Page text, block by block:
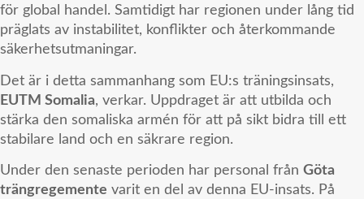
för global handel. Samtidigt har regionen under lång tid
präglats av instabilitet, konflikter och återkommande
säkerhetsutmaningar.
Det är i detta sammanhang som EU:s träningsinsats,
EUTM Somalia, verkar. Uppdraget är att utbilda och
stärka den somaliska armén för att på sikt bidra till ett
stabilare land och en säkrare region.
Under den senaste perioden har personal från Göta
trängregemente varit en del av denna EU-insats. På